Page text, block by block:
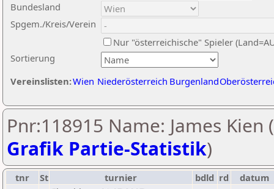
Sortierung
Bundesland
Spgem./Kreis/Verein
Nur "österreichische" Spieler
Vereinslisten:Wien Niederösterreich Burgenland
Pnr:118915 Name: James Kien (
Grafik Partie-Statistik)
tnr St turnier bdld rd
datum